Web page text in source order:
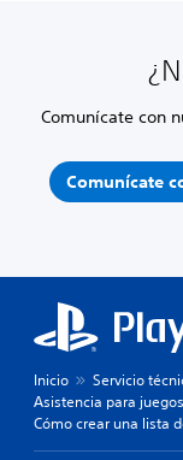
Comunícate con
Comunícate
Inicio
Servicio
Asistencia para
Cómo crear una lista